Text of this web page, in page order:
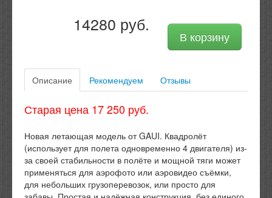
В корзину
14280 руб.
Описание Рекомендуем Отзывы
Старая цена 17 250 руб.
Новая летающая модель от GAUI. Квадролёт
(использует для полета одновременно 4 двигателя) из-
за своей стабильности в полёте и мощной тяги может
применяться для аэрофото или аэровидео съёмки,
для небольших грузоперевозок, или просто для